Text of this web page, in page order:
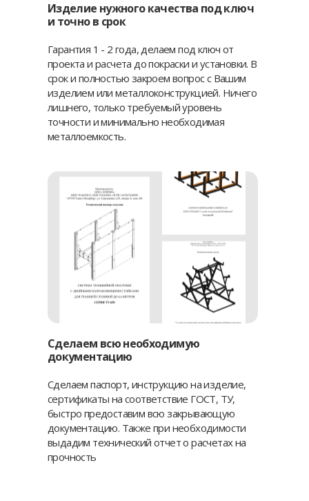
Изделие нужного качества под ключ
и точно в срок
Гарантия 1 - 2 года, делаем под ключ от
проекта и расчета до покраски и установки. В
срок и полностью закроем вопрос с Вашим
изделием или металлоконструкцией. Ничего
лишнего, только требуемый уровень
точности и минимально необходимая
металлоемкость.
Сделаем всю необходимую
документацию
Сделаем паспорт, инструкцию на изделие,
сертификаты на соответствие ГОСТ, ТУ,
быстро предоставим всю закрывающую
документацию. Также при необходимости
выдадим технический отчет о расчетах на
прочность